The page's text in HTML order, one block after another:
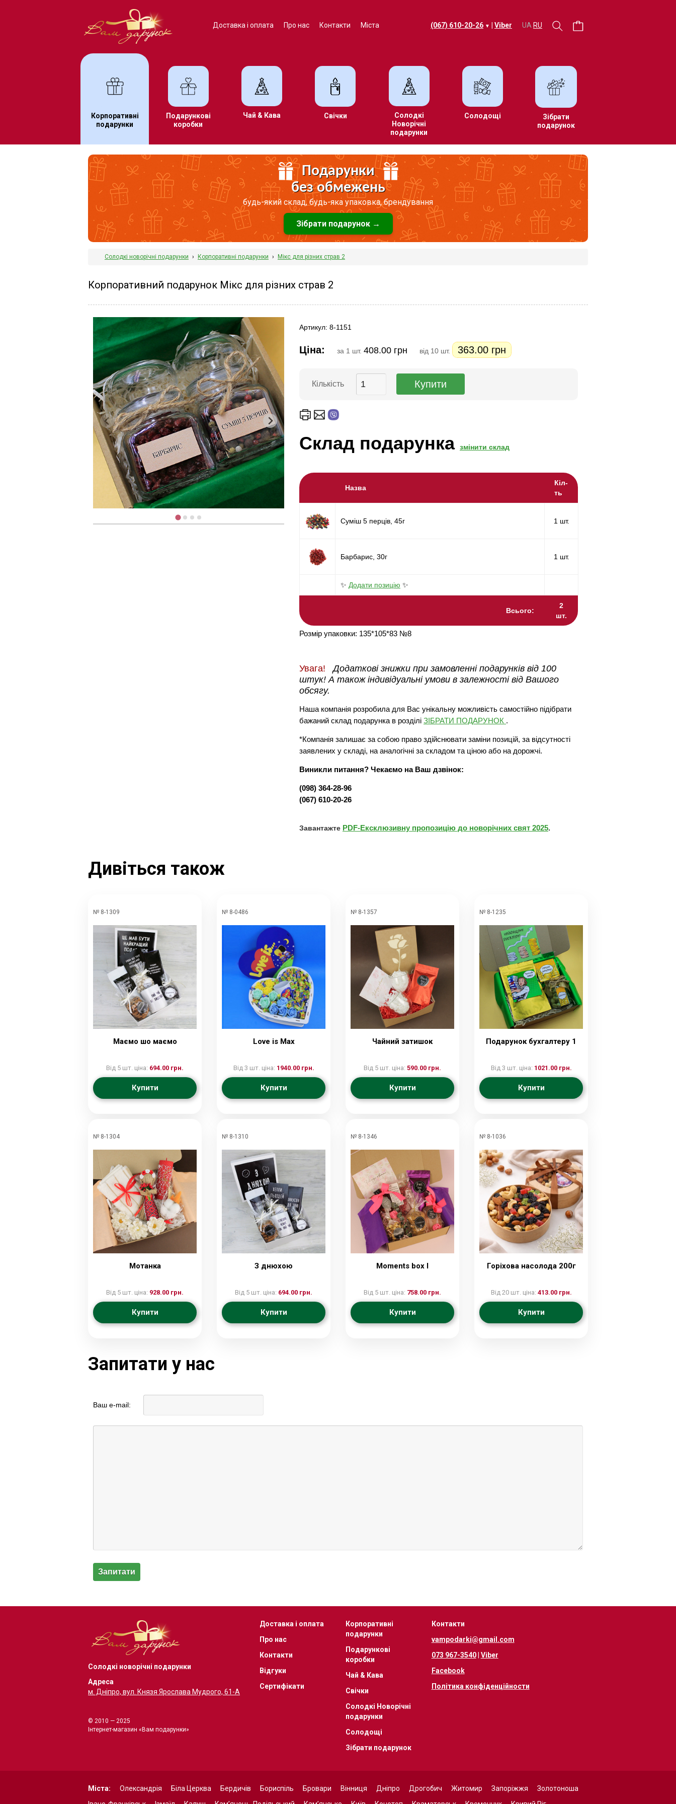
Доставка і оплата Про нас Контакти Міста (067) 610-20-26 ▼ Viber UA RU
Корпоративні
подарунки
Подарункові
коробки
Чай & Кава Свічки
Солодкі
Новорічні
подарунки
Солодощі
Зібрати
подарунок
Подарунки
без обмежень
будь-який склад, будь-яка упаковка, брендування
Зібрати подарунок →
Солодкі новорічні подарунки › Корпоративні подарунки › Мікс для різних страв 2
Корпоративний подарунок Мікс для різних страв 2
Артикул: 8-1151
Ціна: за 1 шт. 408.00 грн від 10 шт. 363.00 грн
Кількість
Склад подарунка змінити склад
Назва
Кіл-
ть
Суміш 5 перців, 45г 1 шт.
Барбарис, 30г 1 шт.
✨ Додати позицію ✨
Всього:
2
шт.
Розмір упаковки: 135*105*83 №8
Увага!
Додаткові знижки при замовленні подарунків від 100
штук! А також індивідуальні умови в залежності від Вашого
обсягу.
Наша компанія розробила для Вас унікальну можливість самостійно підібрати
бажаний склад подарунка в розділі ЗІБРАТИ ПОДАРУНОК .
*Компанія залишає за собою право здійснювати заміни позицій, за відсутності
заявлених у складі, на аналогічні за складом та ціною або на дорожчі.
Виникли питання? Чекаємо на Ваш дзвінок:
(098) 364-28-96
(067) 610-20-26
Завантажте PDF-Ексклюзивну пропозицію до новорічних свят 2025.
Дивіться також
№ 8-1309
Маємо шо маємо
Від 5 шт. ціна: 694.00 грн.
Купити
№ 8-0486
Love is Max
Від 3 шт. ціна: 1940.00 грн.
Купити
№ 8-1357
Чайний затишок
Від 5 шт. ціна: 590.00 грн.
Купити
№ 8-1235
Подарунок бухгалтеру 1
Від 3 шт. ціна: 1021.00 грн.
Купити
№ 8-1304
Мотанка
Від 5 шт. ціна: 928.00 грн.
Купити
№ 8-1310
З днюхою
Від 5 шт. ціна: 694.00 грн.
Купити
№ 8-1346
Moments box I
Від 5 шт. ціна: 758.00 грн.
Купити
№ 8-1036
Горіхова насолода 200г
Від 20 шт. ціна: 413.00 грн.
Купити
Запитати у нас
Ваш e-mail:
Солодкі новорічні подарунки
Адреса
м. Дніпро, вул. Князя Ярослава Мудрого, 61-А
© 2010 — 2025
Інтернет-магазин «Вам подарунки»
Доставка і оплата
Про нас
Контакти
Відгуки
Сертифікати
Корпоративні
подарунки
Подарункові
коробки
Чай & Кава
Свічки
Солодкі Новорічні
подарунки
Солодощі
Зібрати подарунок
Контакти
vampodarki@gmail.com
073 967-3540| Viber
Facebook
Політика конфіденційности
Міста: Олександрія Біла Церква Бердичів Бориспіль Бровари Вінниця Дніпро Дрогобич Житомир Запоріжжя
Золотоноша